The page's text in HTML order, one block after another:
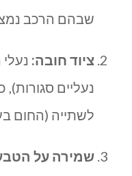
שבהם הרכב
ציוד חובה:
נעליים סגורות),
לשתייה (החום
שמירה על